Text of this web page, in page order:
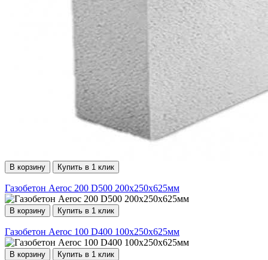
В корзину Купить в 1 клик
Газобетон Aeroc 200 D500 200х250х625мм
В корзину Купить в 1 клик
Газобетон Aeroc 100 D400 100х250х625мм
В корзину Купить в 1 клик